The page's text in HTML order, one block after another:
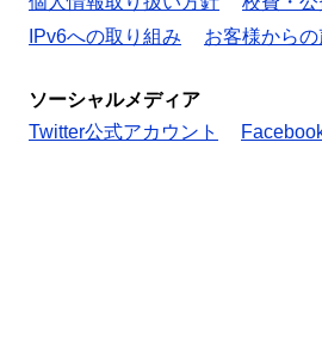
IPv6への取り組み
お客様からの
ソーシャルメディア
Twitter公式アカウント